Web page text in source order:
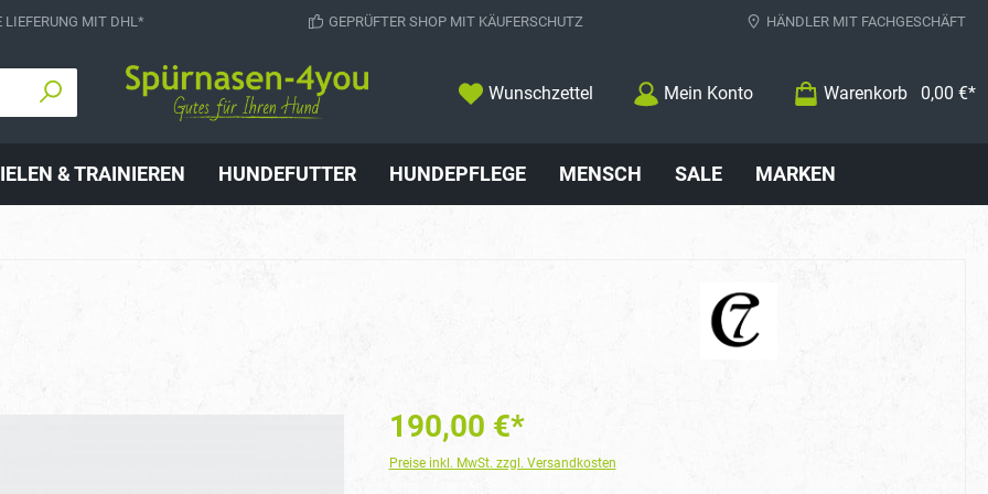
LIEFERUNG MIT DHL* GEPRÜFTER SHOP MIT KÄUFERSCHUTZ HÄNDLER MIT FACHGESCHÄFT
Wunschzettel Mein Konto Warenkorb 0,00 €*
& TRAINIEREN HUNDEFUTTER HUNDEPFLEGE MENSCH SALE MARKEN
190,00 €*
Preise inkl. MwSt. zzgl. Versandkosten